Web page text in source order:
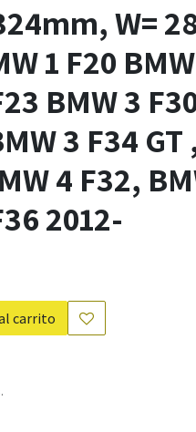
W=
1 F20
BMW 3
3 F34 GT
4 F32,
2012-
carrito